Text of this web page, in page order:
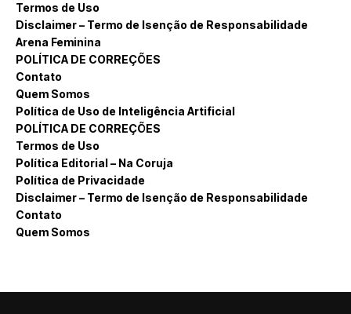
Termos de Uso
Disclaimer – Termo de Isenção de Responsabilidade
Arena Feminina
POLÍTICA DE CORREÇÕES
Contato
Quem Somos
Política de Uso de Inteligência Artificial
POLÍTICA DE CORREÇÕES
Termos de Uso
Política Editorial – Na Coruja
Política de Privacidade
Disclaimer – Termo de Isenção de Responsabilidade
Contato
Quem Somos